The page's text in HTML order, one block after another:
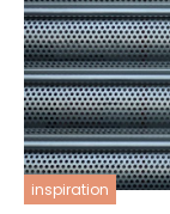
inspiration